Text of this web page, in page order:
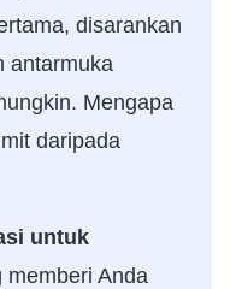
disarankan
antarmuka
Mengapa
daripada
untuk
memberi Anda